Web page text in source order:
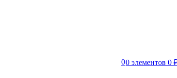
00 элементов 0